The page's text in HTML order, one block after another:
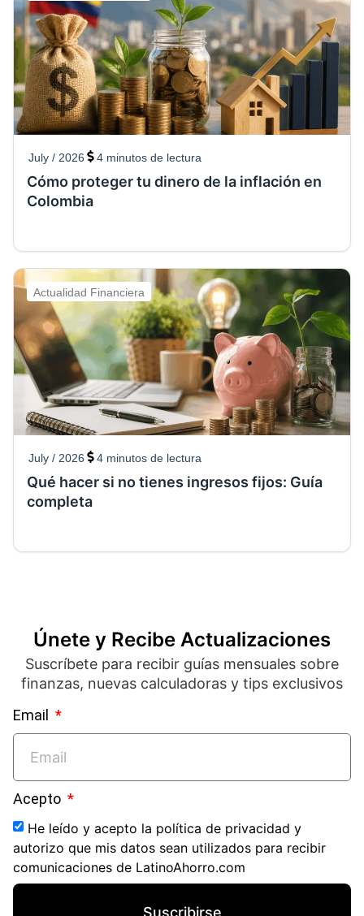
July / 2026 4 minutos de lectura
Cómo proteger tu dinero de la inflación en
Colombia
Actualidad Financiera
July / 2026 4 minutos de lectura
Qué hacer si no tienes ingresos fijos: Guía
completa
Únete y Recibe Actualizaciones
Suscríbete para recibir guías mensuales sobre
finanzas, nuevas calculadoras y tips exclusivos
Email
Acepto
He leído y acepto la política de privacidad y
autorizo que mis datos sean utilizados para recibir
comunicaciones de LatinoAhorro.com
Suscribirse